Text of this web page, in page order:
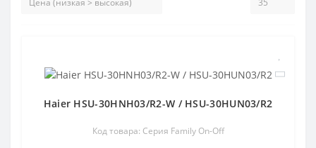
Haier HSU-30HNH03/R2-W / HSU-30HUN03/R2
Код товара: Серия Family On-Off